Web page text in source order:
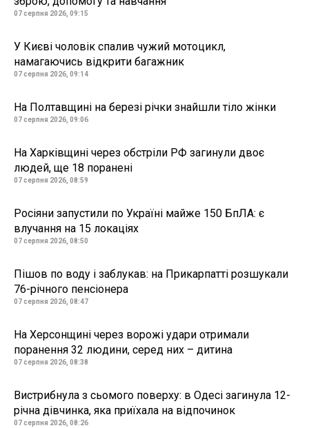
07 серпня 2026, 09:15
У Києві чоловік спалив чужий мотоцикл,
намагаючись відкрити багажник
07 серпня 2026, 09:14
На Полтавщині на березі річки знайшли тіло жінки
07 серпня 2026, 09:06
На Харківщині через обстріли РФ загинули двоє
людей, ще 18 поранені
07 серпня 2026, 08:59
Росіяни запустили по Україні майже 150 БпЛА: є
влучання на 15 локаціях
07 серпня 2026, 08:50
Пішов по воду і заблукав: на Прикарпатті розшукали
76-річного пенсіонера
07 серпня 2026, 08:47
На Херсонщині через ворожі удари отримали
поранення 32 людини, серед них – дитина
07 серпня 2026, 08:38
Вистрибнула з сьомого поверху: в Одесі загинула 12-
річна дівчинка, яка приїхала на відпочинок
07 серпня 2026, 08:26